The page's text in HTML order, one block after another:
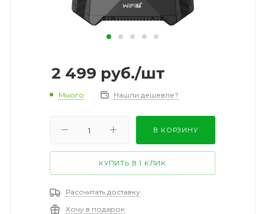
2 499 руб./шт
Много Нашли дешевле?
В КОРЗИНУ
КУПИТЬ В 1 КЛИК
Рассчитать доставку
Хочу в подарок